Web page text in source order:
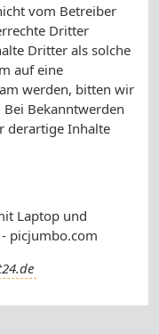
vom Betreiber
Dritter
Dritter als solche
auf eine
werden, bitten wir
Bekanntwerden
derartige Inhalte
Laptop und
picjumbo.com